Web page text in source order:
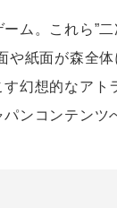
ム。これら”
紙面が森全
幻想的なア
ンコンテンツ